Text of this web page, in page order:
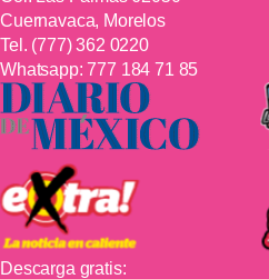
Cuernavaca, Morelos
Tel. (777) 362 0220
Whatsapp:777 184 71 85
Descarga gratis: